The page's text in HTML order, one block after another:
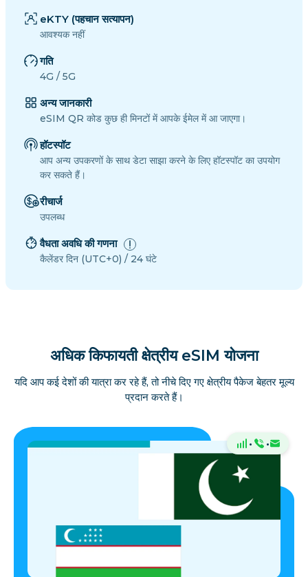
eKTY (पहचान सत्यापन)
आवश्यक नहीं
गति
4G / 5G
अन्य जानकारी
eSIM QR कोड कुछ ही मिनटों में आपके ईमेल में आ जाएगा।
हॉटस्पॉट
आप अन्य उपकरणों के साथ डेटा साझा करने के लिए हॉटस्पॉट का उपयोग
कर सकते हैं।
रीचार्ज
उपलब्ध
वैधता अवधि की गणना
कैलेंडर दिन (UTC+0) / 24 घंटे
अधिक किफायती क्षेत्रीय eSIM योजना
यदि आप कई देशों की यात्रा कर रहे हैं, तो नीचे दिए गए क्षेत्रीय पैकेज बेहतर मूल्य
प्रदान करते हैं।
· ·